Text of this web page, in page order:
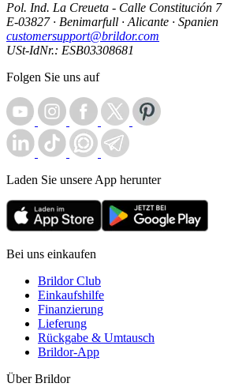
Pol. Ind. La Creueta - Calle Constitución 7
E-03827 · Benimarfull · Alicante · Spanien
customersupport@brildor.com
USt-IdNr.: ESB03308681
Folgen Sie uns auf
Laden Sie unsere App herunter
Bei uns einkaufen
Brildor Club
Einkaufshilfe
Finanzierung
Lieferung
Rückgabe & Umtausch
Brildor-App
Über Brildor